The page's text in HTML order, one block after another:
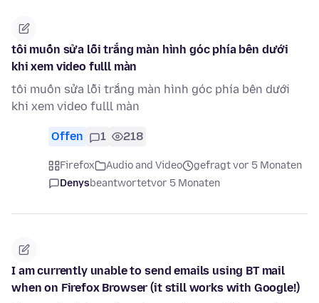
tôi muốn sửa lỗi trắng màn hình góc phía bên dưới
khi xem video fulll màn
tôi muốn sửa lỗi trắng màn hình góc phía bên dưới
khi xem video fulll màn
Offen 1 218
Firefox Audio and Video
gefragt vor 5 Monaten
Denysbeantwortetvor 5 Monaten
I am currently unable to send emails using BT mail
when on Firefox Browser (it still works with Google!)